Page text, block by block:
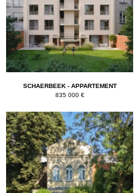
k
SCHAERBEEK - APPARTEMENT
835 000 €